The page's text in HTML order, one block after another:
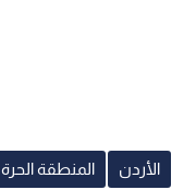
الأردن المنطقة الحرة